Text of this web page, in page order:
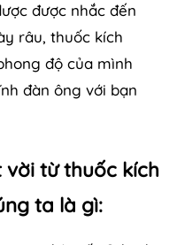
được nhắc đến
râu, thuốc kích
độ của mình
đàn ông với bạn
từ thuốc kích
ta là gì: